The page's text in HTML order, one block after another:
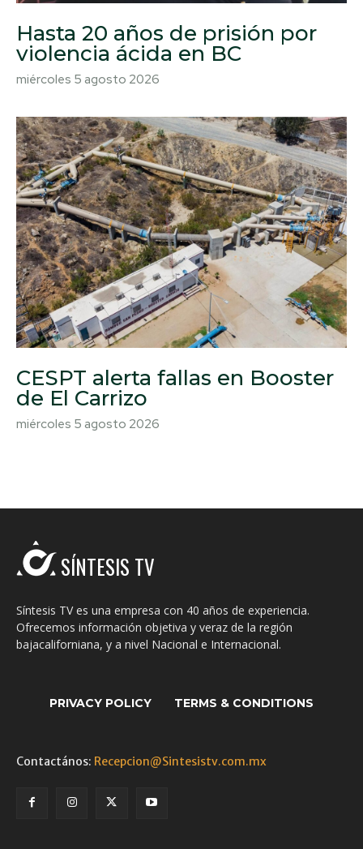
Hasta 20 años de prisión por
violencia ácida en BC
miércoles 5 agosto 2026
CESPT alerta fallas en Booster
de El Carrizo
miércoles 5 agosto 2026
SÍNTESIS TV
Síntesis TV es una empresa con 40 años de experiencia.
Ofrecemos información objetiva y veraz de la región
bajacaliforniana, y a nivel Nacional e Internacional.
PRIVACY POLICY TERMS & CONDITIONS
Contactános: Recepcion@Sintesistv.com.mx